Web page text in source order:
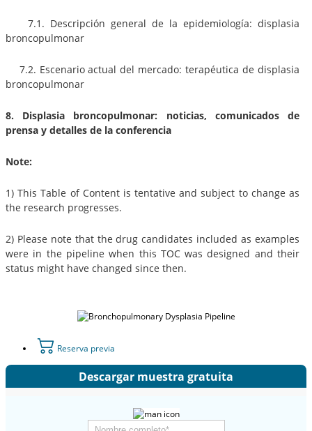
7.1. Descripción general de la epidemiología: displasia
broncopulmonar
7.2. Escenario actual del mercado: terapéutica de displasia
broncopulmonar
8. Displasia broncopulmonar: noticias, comunicados de
prensa y detalles de la conferencia
Note:
1) This Table of Content is tentative and subject to change as
the research progresses.
2) Please note that the drug candidates included as examples
were in the pipeline when this TOC was designed and their
status might have changed since then.
Reserva previa
Descargar muestra gratuita